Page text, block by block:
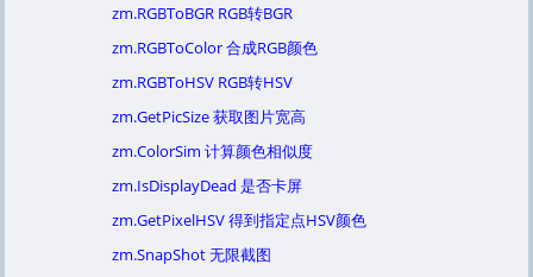
zm.RGBToBGR RGB转BGR
zm.RGBToColor 合成RGB颜色
zm.RGBToHSV RGB转HSV
zm.GetPicSize 获取图片宽高
zm.ColorSim 计算颜色相似度
zm.IsDisplayDead 是否卡屏
zm.GetPixelHSV 得到指定点HSV颜色
zm.SnapShot 无限截图